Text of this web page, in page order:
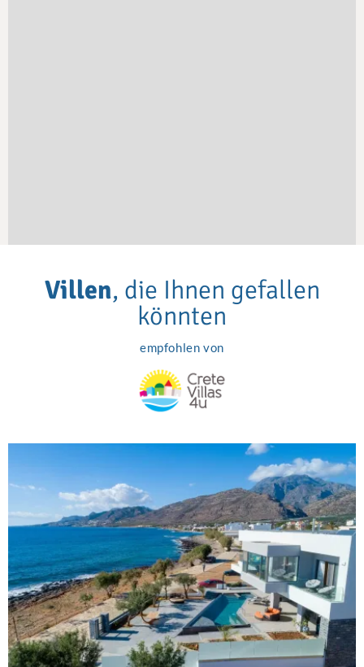
Villen, die Ihnen gefallen
könnten
empfohlen von